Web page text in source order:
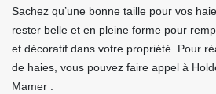
Sachez qu’une bonne taille pour vos
rester belle et en pleine forme pour
et décoratif dans votre propriété. Pour
de haies, vous pouvez faire appel à
Mamer .